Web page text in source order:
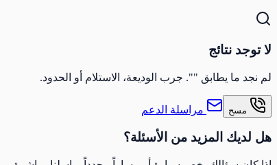
لا توجد نتائج
لم نجد ما يطابق "". جرب الوديعة، الاستلام أو الحدود.
مسح مراسلة الدعم
هل لديك المزيد من الأسئلة؟